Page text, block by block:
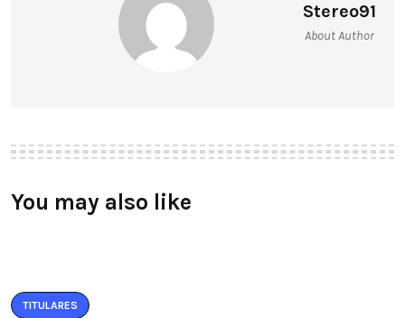
Stereo91
About Author
You may also like
TITULARES